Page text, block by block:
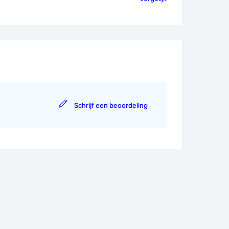
Schrijf een beoordeling